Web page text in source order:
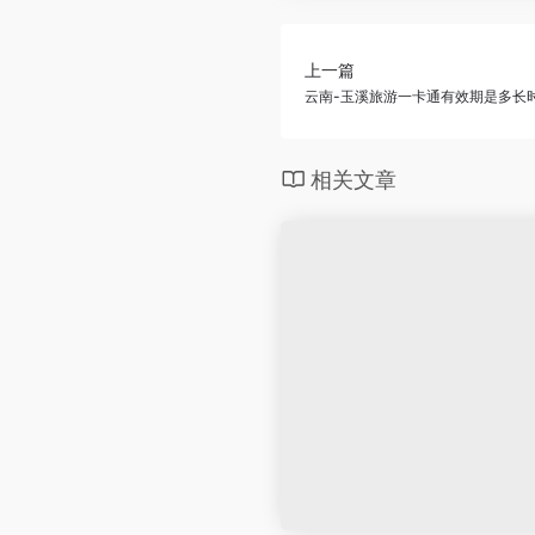
上一篇
云南-玉溪旅游一卡通有效期是多长
相关文章